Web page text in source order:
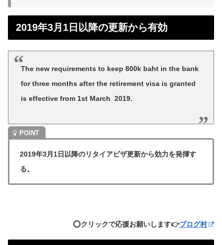
2019年3月1日以降の更新から有効
The new requirements to keep 800k baht in the bank
for three months after the retirement visa is granted
is effective from 1st March 2019.
2019年3月1日以降のリタイアビザ更新から効力を発揮す
る。
⭕️クリックで応援お願いします👉ブログ村